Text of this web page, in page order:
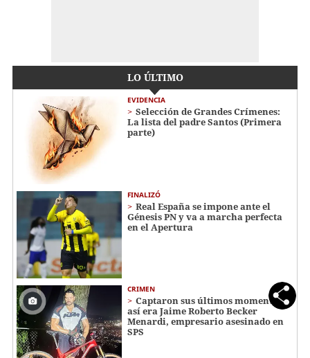
LO ÚLTIMO
EVIDENCIA
Selección de Grandes Crímenes:
La lista del padre Santos (Primera
parte)
FINALIZÓ
Real España se impone ante el
Génesis PN y va a marcha perfecta
en el Apertura
CRIMEN
Captaron sus últimos momentos:
así era Jaime Roberto Becker
Menardi​​​, empresario asesinado en
SPS